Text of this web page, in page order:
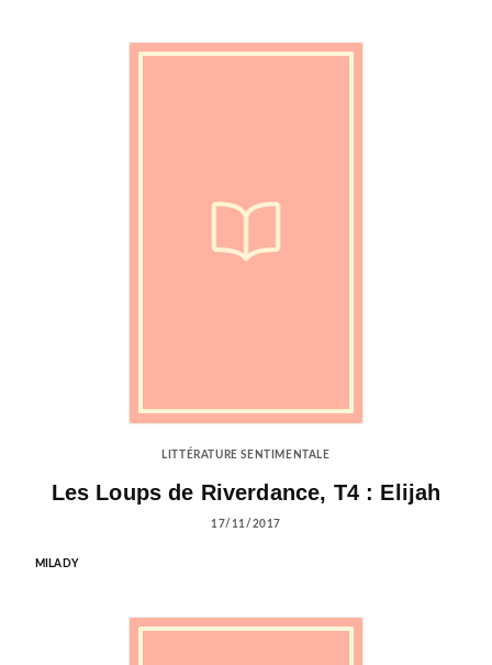
LITTÉRATURE SENTIMENTALE
Les Loups de Riverdance, T4 : Elijah
17/11/2017
MILADY